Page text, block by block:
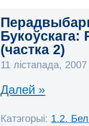
(частка 2)
11 лістапада,
Далей »
Катэгорыі: 1.2.